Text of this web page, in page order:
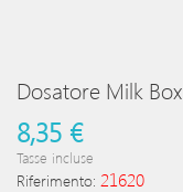
Dosatore Milk Box
8,35 €
Tasse incluse
Riferimento: 21620